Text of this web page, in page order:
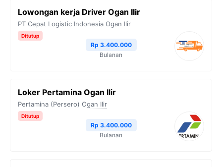
Lowongan kerja Driver Ogan Ilir
PT Cepat Logistic Indonesia Ogan Ilir
Ditutup
Rp 3.400.000
Bulanan
Loker Pertamina Ogan Ilir
Pertamina (Persero) Ogan Ilir
Ditutup
Rp 3.400.000
Bulanan